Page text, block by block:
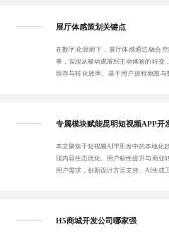
展厅体感策划关键点
在数字化浪潮下，展厅体感通过融合
事，实现从被动观展到主动体验的转变
留存与转化效率。基于用户旅程地图
专属模块赋能昆明短视频APP开
本文聚焦于短视频APP开发中的本地化
现内容生态优化、用户粘性提升与商业
用户需求，创新设计方言支持、AI生成
H5商城开发公司哪家强